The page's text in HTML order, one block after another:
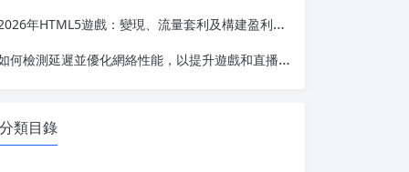
年HTML5遊戲：變現、流量套利及構建盈利性網絡遊戲業務的完整指南
何檢測延遲並優化網絡性能，以提升遊戲和直播體驗
分類目錄